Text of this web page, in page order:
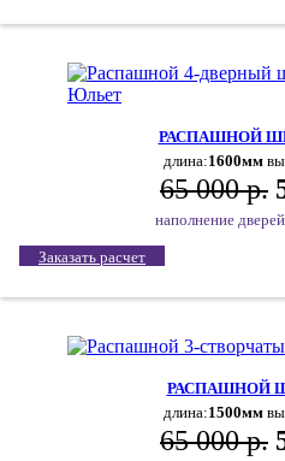
РАСПАШНОЙ
длина:1600мм
65 000 р.
наполнение
Заказать расчет
РАСПАШНОЙ
длина:1500мм
65 000 р.